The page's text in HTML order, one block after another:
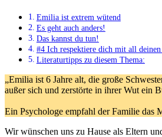
Emilia ist extrem wütend
Es geht auch anders!
Das kannst du tun!
#4 Ich respektiere dich mit all
Literaturtipps zu diesem Thema:
„Emilia ist 6 Jahre alt, die große
außer sich und zerstörte in ihrer Wut ein
Ein Psychologe empfahl der Familie das
Wir wünschen uns zu Hause als Eltern